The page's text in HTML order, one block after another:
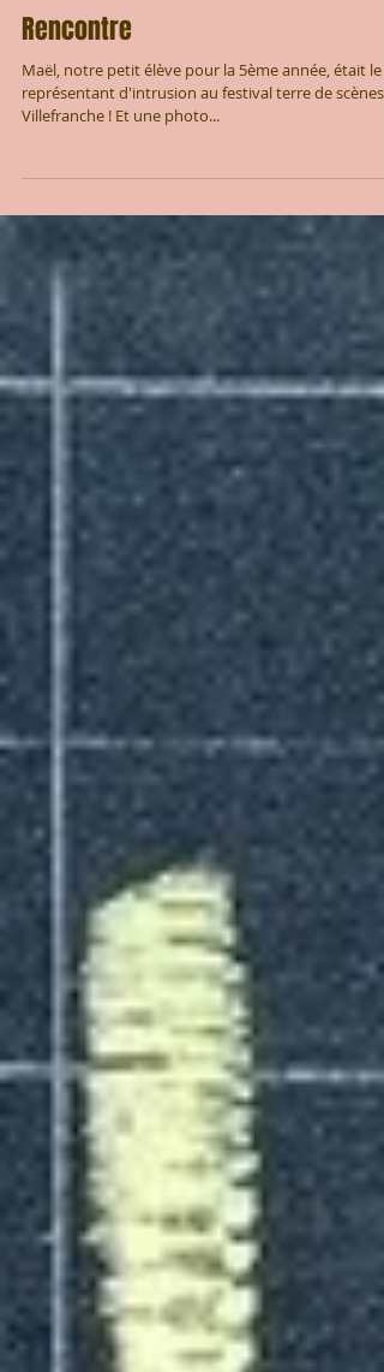
Rencontre
Maël, notre petit élève pour la 5ème année, était le
Villefranche ! Et une photo...